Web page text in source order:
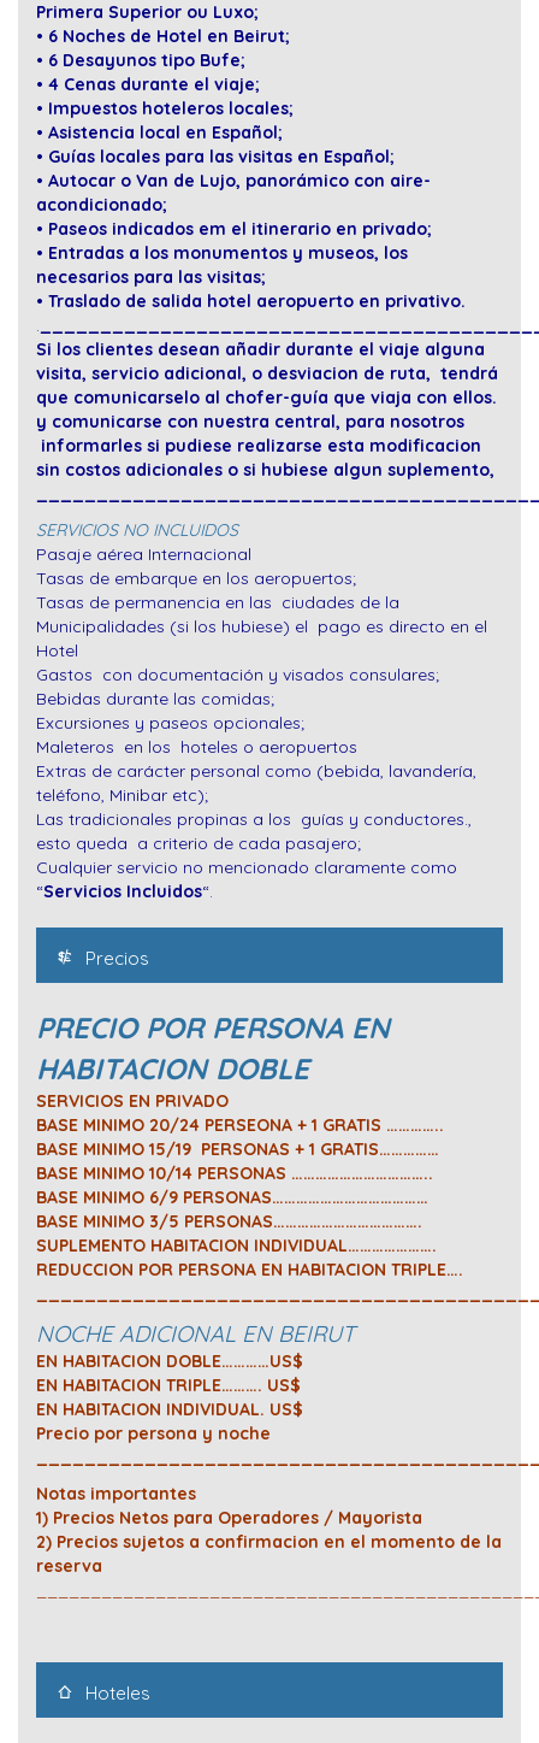
Primera Superior ou Luxo;
• 6 Noches de Hotel en Beirut;
• 6 Desayunos tipo Bufe;
• 4 Cenas durante el viaje;
• Impuestos hoteleros locales;
• Asistencia local en Español;
• Guías locales para las visitas en Español;
• Autocar o Van de Lujo, panorámico con aire-
acondicionado;
• Paseos indicados em el itinerario en privado;
• Entradas a los monumentos y museos, los
necesarios para las visitas;
• Traslado de salida hotel aeropuerto en privativo.
.
Si los clientes desean añadir durante el viaje alguna
visita, servicio adicional, o desviacion de ruta, tendrá
que comunicarselo al chofer-guía que viaja con ellos.
y comunicarse con nuestra central, para nosotros
informarles si pudiese realizarse esta modificacion
sin costos adicionales o si hubiese algun suplemento,
SERVICIOS NO INCLUIDOS
Pasaje aérea Internacional
Tasas de embarque en los aeropuertos;
Tasas de permanencia en las ciudades de la
Municipalidades (si los hubiese) el pago es directo en el
Hotel
Gastos con documentación y visados consulares;
Bebidas durante las comidas;
Excursiones y paseos opcionales;
Maleteros en los hoteles o aeropuertos
Extras de carácter personal como (bebida, lavandería,
teléfono, Minibar etc);
Las tradicionales propinas a los guías y conductores.,
esto queda a criterio de cada pasajero;
Cualquier servicio no mencionado claramente como
“Servicios Incluidos“.
Precios
PRECIO POR PERSONA EN
HABITACION DOBLE
SERVICIOS EN PRIVADO
BASE MINIMO 20/24 PERSEONA + 1 GRATIS …………..
BASE MINIMO 15/19 PERSONAS + 1 GRATIS……………
BASE MINIMO 10/14 PERSONAS ……………………………..
BASE MINIMO 6/9 PERSONAS…………………………………
BASE MINIMO 3/5 PERSONAS……………………………….
SUPLEMENTO HABITACION INDIVIDUAL………………….
REDUCCION POR PERSONA EN HABITACION TRIPLE….
NOCHE ADICIONAL EN BEIRUT
EN HABITACION DOBLE…………US$
EN HABITACION TRIPLE………. US$
EN HABITACION INDIVIDUAL. US$
Precio por persona y noche
Notas importantes
1) Precios Netos para Operadores / Mayorista
2) Precios sujetos a confirmacion en el momento de la
reserva
Hoteles